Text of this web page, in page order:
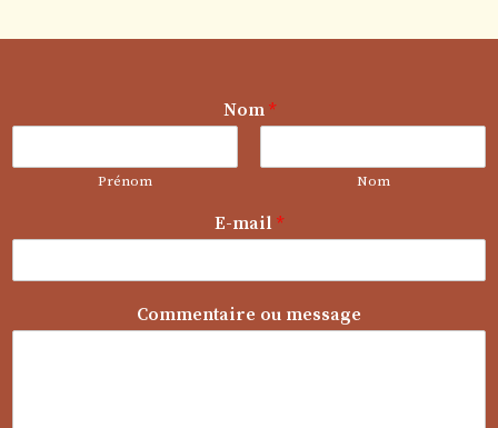
Nom *
Prénom Nom
u
u
o
E-mail *
Commentaire ou message